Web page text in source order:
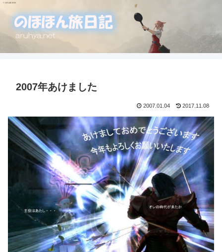
2007年あけました
2007.01.04 2017.11.08